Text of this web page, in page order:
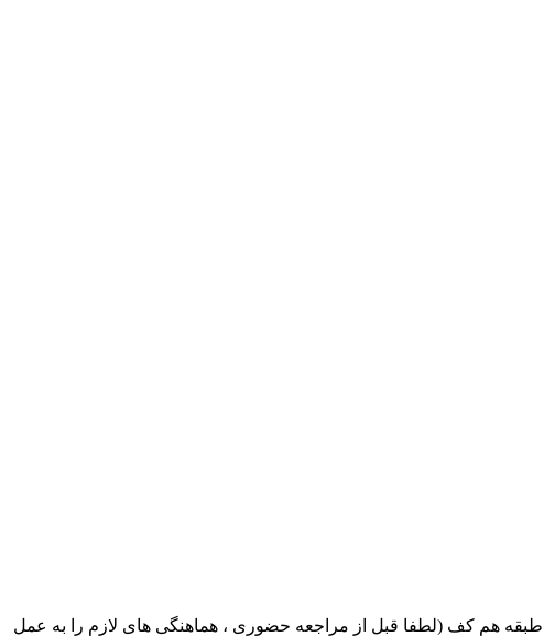
نشانی بخش انفورماتیک ایران بابکت : میدان حر . خ امام خمینی . خیابان کمالی . خیابان اسکندری جنوبی اول خیابان مرتضوی پلاک 8 طبقه هم کف (لطفا قبل از مراجعه حضوری ، هماهنگی های لازم را به عمل